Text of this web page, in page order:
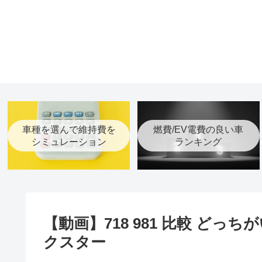
車種を選んで維持費を
シミュレーション
燃費/EV電費の良い車
ランキング
【動画】718 981 比較 どっち
クスター